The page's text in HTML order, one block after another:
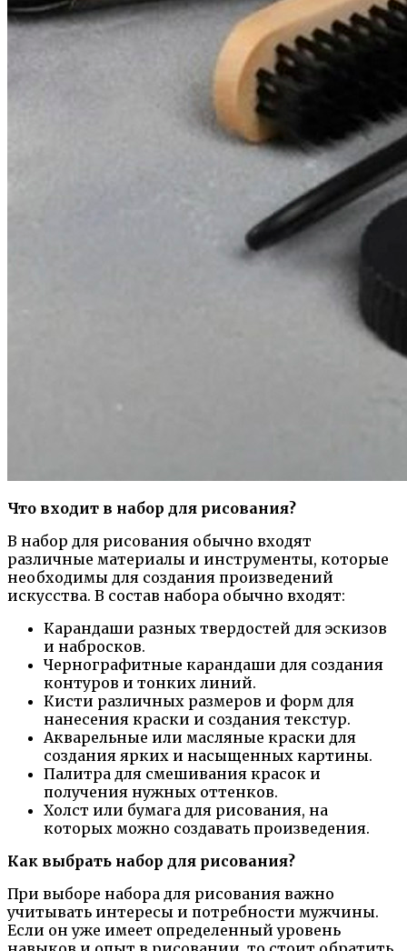
Что входит в набор для рисования?
В набор для рисования обычно входят
различные материалы и инструменты, которые
необходимы для создания произведений
искусства. В состав набора обычно входят:
Карандаши разных твердостей для эскизов
и набросков.
Чернографитные карандаши для создания
контуров и тонких линий.
Кисти различных размеров и форм для
нанесения краски и создания текстур.
Акварельные или масляные краски для
создания ярких и насыщенных картины.
Палитра для смешивания красок и
получения нужных оттенков.
Холст или бумага для рисования, на
которых можно создавать произведения.
Как выбрать набор для рисования?
При выборе набора для рисования важно
учитывать интересы и потребности мужчины.
Если он уже имеет определенный уровень